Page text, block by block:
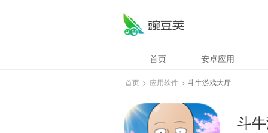
首页 安卓应用
首页 > 应用软件 > 斗牛游戏大厅
斗